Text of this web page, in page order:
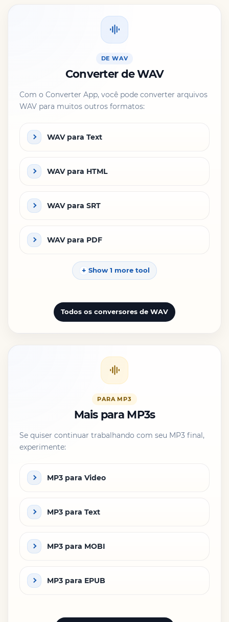
DE WAV
Converter de WAV
Com o Converter App, você pode converter arquivos
WAV para muitos outros formatos:
WAV para Text
WAV para HTML
WAV para SRT
WAV para PDF
Show 1 more tool
Todos os conversores de WAV
PARA MP3
Mais para MP3s
Se quiser continuar trabalhando com seu MP3 final,
experimente:
MP3 para Video
MP3 para Text
MP3 para MOBI
MP3 para EPUB